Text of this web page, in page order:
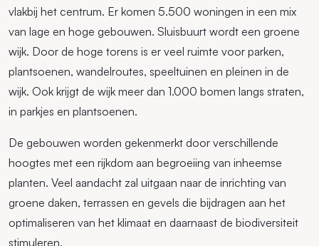
vlakbij het centrum. Er komen 5.500 woningen in een mix
van lage en hoge gebouwen. Sluisbuurt wordt een groene
wijk. Door de hoge torens is er veel ruimte voor parken,
plantsoenen, wandelroutes, speeltuinen en pleinen in de
wijk. Ook krijgt de wijk meer dan 1.000 bomen langs straten,
in parkjes en plantsoenen.
De gebouwen worden gekenmerkt door verschillende
hoogtes met een rijkdom aan begroeiing van inheemse
planten. Veel aandacht zal uitgaan naar de inrichting van
groene daken, terrassen en gevels die bijdragen aan het
optimaliseren van het klimaat en daarnaast de biodiversiteit
stimuleren.